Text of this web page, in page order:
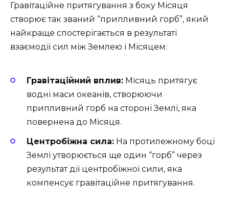
Гравітаційне притягування з боку Місяця
створює так званий “припливний горб”, який
найкраще спостерігається в результаті
взаємодії сил між Землею і Місяцем:
Гравітаційний вплив: Місяць притягує
водні маси океанів, створюючи
припливний горб на стороні Землі, яка
повернена до Місяця.
Центробіжна сила: На протилежному боці
Землі утворюється ще один “горб” через
результат дії центробіжної сили, яка
компенсує гравітаційне притягування.